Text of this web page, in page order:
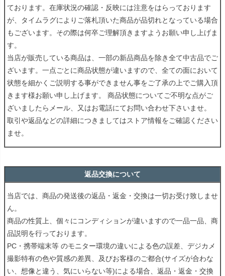
ております。在庫状況の確認・反映には注意をはらっております
が、タイムラグによりご落札頂いた商品が品切れとなっている場合
もございます。その際は何卒ご理解頂きますようお願い申し上げま
す。
当店が販売している商品は、一部の新品商品を除き全て中古品でご
ざいます。一点ごとに商品状態が違いますので、全ての面において
状態を細かくご説明する事ができません事をご了承の上でご購入頂
きます様お願い申し上げます。 商品状態についてご不明な点がご
ざいましたらメール、又はお電話にてお問い合わせ下さいませ。
取引や返品などの詳細につきましてはストア情報をご確認ください
ませ。
返品交換について
当店では、商品の発送後の返品・返金・交換は一切お受け致しませ
ん。
商品の性質上、個々にコンディションが違いますので一品一品、商
品説明を行っております。
PC・携帯端末等 のモニター環境の違いによる色の誤差、デジカメ
撮影特有の色や質感の差異、及びお客様のご都合(サイズが合わな
い、想像と違う、気にいらない等)による場合、返品・返金・交換